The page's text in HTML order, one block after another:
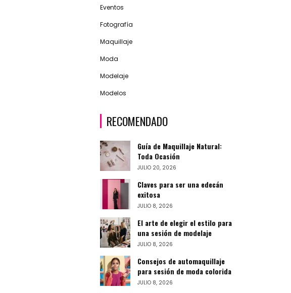
Eventos
Fotografía
Maquillaje
Moda
Modelaje
Modelos
RECOMENDADO
Guía de Maquillaje Natural:
Toda Ocasión
JULIO 20, 2026
Claves para ser una edecán
exitosa
JULIO 8, 2026
El arte de elegir el estilo para
una sesión de modelaje
JULIO 8, 2026
Consejos de automaquillaje
para sesión de moda colorida
JULIO 8, 2026